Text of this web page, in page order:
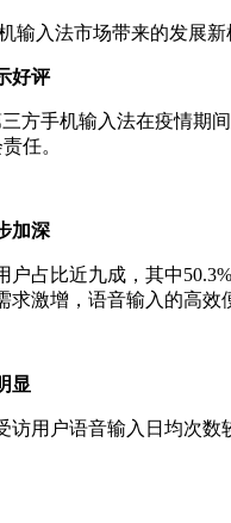
法市场带来的发展新
好评
手机输入法在疫情期
任。
加深
比近九成，其中
激增，语音输入的高效
显
户语音输入日均次数